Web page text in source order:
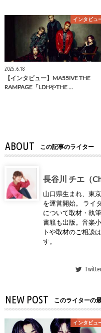
インタビュ
2025.6.18
【インタビュー】MA55IVE THE
RAMPAGE「LDHやTHE …
ABOUT この記事のライター
長谷川 チエ（
山口県生まれ、東
を運営開始。 ライ
について取材・執
書籍も出版。音楽
トや取材のご相談
す。
NEW POST このライターの
インタビュ